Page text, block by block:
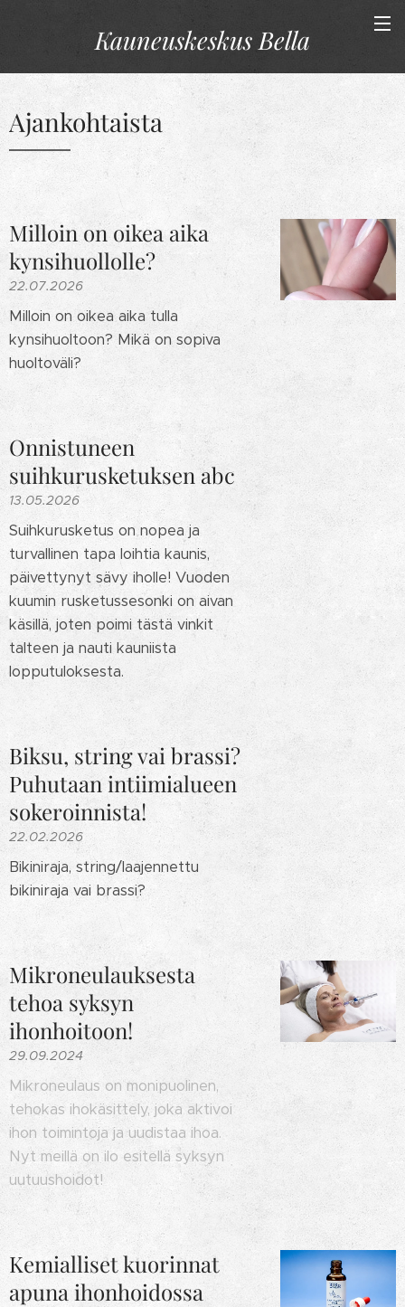
Kauneuskeskus Bella
Ajankohtaista
Milloin on oikea aika
kynsihuollolle?
22.07.2026
Milloin on oikea aika tulla
kynsihuoltoon? Mikä on sopiva
huoltoväli?
Onnistuneen
suihkurusketuksen abc
13.05.2026
Suihkurusketus on nopea ja
turvallinen tapa loihtia kaunis,
päivettynyt sävy iholle! Vuoden
kuumin rusketussesonki on aivan
käsillä, joten poimi tästä vinkit
talteen ja nauti kauniista
lopputuloksesta.
Biksu, string vai brassi?
Puhutaan intiimialueen
sokeroinnista!
22.02.2026
Bikiniraja, string/laajennettu
bikiniraja vai brassi?
Mikroneulauksesta
tehoa syksyn
ihonhoitoon!
29.09.2024
Mikroneulaus on monipuolinen,
tehokas ihokäsittely, joka aktivoi
ihon toimintoja ja uudistaa ihoa.
Nyt meillä on ilo esitellä syksyn
uutuushoidot!
Kemialliset kuorinnat
apuna ihonhoidossa